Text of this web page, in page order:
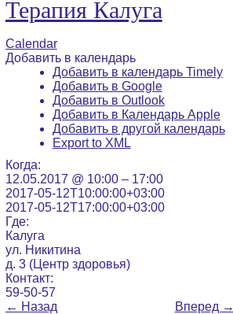
Терапия Калуга
Calendar
Добавить в календарь
Добавить в календарь Timely
Добавить в Google
Добавить в Outlook
Добавить в Календарь Apple
Добавить в другой календарь
Export to XML
Когда:
12.05.2017 @ 10:00 – 17:00
2017-05-12T10:00:00+03:00
2017-05-12T17:00:00+03:00
Где:
Калуга
ул. Никитина
д. 3 (Центр здоровья)
Контакт:
59-50-57
← Назад Вперед →